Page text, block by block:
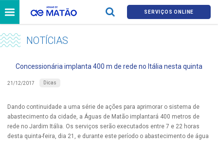
SERVIÇOS ONLINE
NOTÍCIAS
Concessionária implanta 400 m de rede no Itália nesta quinta
21/12/2017 Dicas
Dando continuidade a uma série de ações para aprimorar o sistema de
abastecimento da cidade, a Águas de Matão implantará 400 metros de
rede no Jardim Itália. Os serviços serão executados entre 7 e 22 horas
desta quinta-feira, dia 21, e durante este período o abastecimento de água